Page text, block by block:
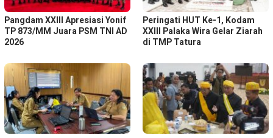
Pangdam XXIII Apresiasi Yonif
TP 873/MM Juara PSM TNI AD
2026
Peringati HUT Ke-1, Kodam
XXIII Palaka Wira Gelar Ziarah
di TMP Tatura